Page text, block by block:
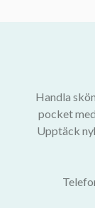
Handla
pocket
Upptäck